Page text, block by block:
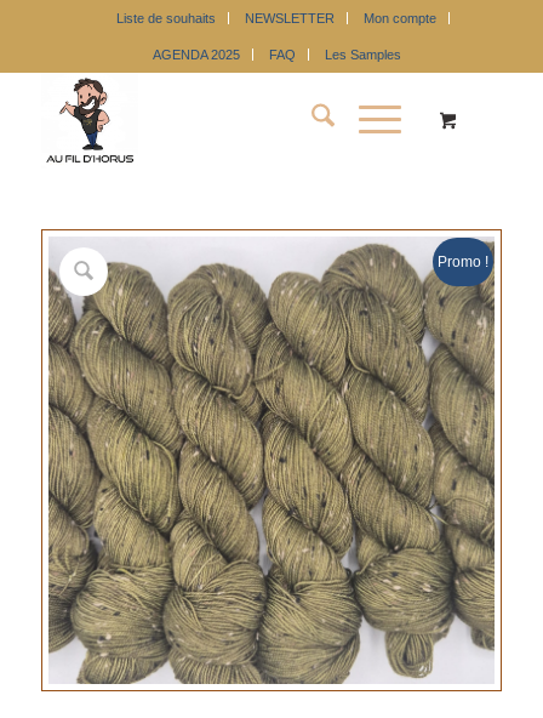
Liste de souhaits NEWSLETTER Mon compte
AGENDA 2025 FAQ Les Samples
Promo !